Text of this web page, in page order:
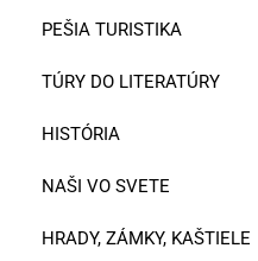
PEŠIA TURISTIKA
TÚRY DO LITERATÚRY
HISTÓRIA
NAŠI VO SVETE
HRADY, ZÁMKY, KAŠTIELE